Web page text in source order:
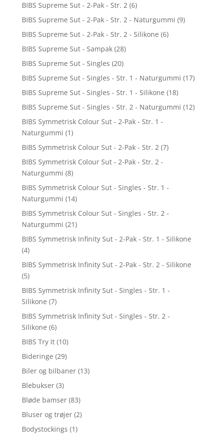
BIBS Supreme Sut - 2-Pak - Str. 2 (6)
BIBS Supreme Sut - 2-Pak - Str. 2 - Naturgummi (9)
BIBS Supreme Sut - 2-Pak - Str. 2 - Silikone (6)
BIBS Supreme Sut - Sampak (28)
BIBS Supreme Sut - Singles (20)
BIBS Supreme Sut - Singles - Str. 1 - Naturgummi (17)
BIBS Supreme Sut - Singles - Str. 1 - Silikone (18)
BIBS Supreme Sut - Singles - Str. 2 - Naturgummi (12)
BIBS Symmetrisk Colour Sut - 2-Pak - Str. 1 -
Naturgummi (1)
BIBS Symmetrisk Colour Sut - 2-Pak - Str. 2 (7)
BIBS Symmetrisk Colour Sut - 2-Pak - Str. 2 -
Naturgummi (8)
BIBS Symmetrisk Colour Sut - Singles - Str. 1 -
Naturgummi (14)
BIBS Symmetrisk Colour Sut - Singles - Str. 2 -
Naturgummi (21)
BIBS Symmetrisk Infinity Sut - 2-Pak - Str. 1 - Silikone
(4)
BIBS Symmetrisk Infinity Sut - 2-Pak - Str. 2 - Silikone
(5)
BIBS Symmetrisk Infinity Sut - Singles - Str. 1 -
Silikone (7)
BIBS Symmetrisk Infinity Sut - Singles - Str. 2 -
Silikone (6)
BIBS Try It (10)
Bideringe (29)
Biler og bilbaner (13)
Blebukser (3)
Bløde bamser (83)
Bluser og trøjer (2)
Bodystockings (1)